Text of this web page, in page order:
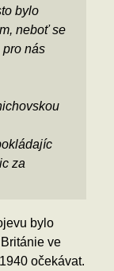
bylo
neboť se
nás
za
bylo
ve
očekávat.